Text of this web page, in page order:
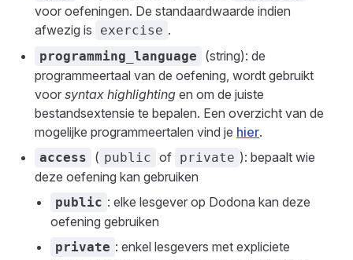
voor oefeningen. De standaardwaarde indien
afwezig is
exercise .
programming_language
(string): de
programmeertaal van de oefening, wordt gebruikt
voor syntax highlighting en om de juiste
bestandsextensie te bepalen. Een overzicht van de
mogelijke programmeertalen vind je hier.
access ( public of private ): bepaalt wie
deze oefening kan gebruiken
public : elke lesgever op Dodona kan deze
oefening gebruiken
private : enkel lesgevers met expliciete